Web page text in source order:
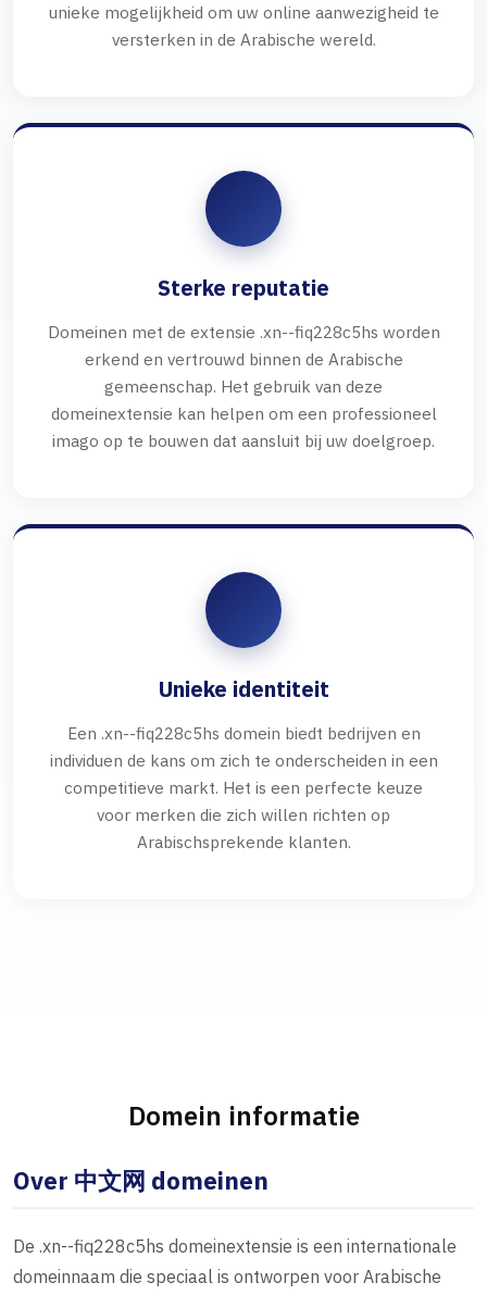
unieke mogelijkheid om uw online aanwezigheid te
versterken in de Arabische wereld.
Sterke reputatie
Domeinen met de extensie .xn--fiq228c5hs worden
erkend en vertrouwd binnen de Arabische
gemeenschap. Het gebruik van deze
domeinextensie kan helpen om een professioneel
imago op te bouwen dat aansluit bij uw doelgroep.
Unieke identiteit
Een .xn--fiq228c5hs domein biedt bedrijven en
individuen de kans om zich te onderscheiden in een
competitieve markt. Het is een perfecte keuze
voor merken die zich willen richten op
Arabischsprekende klanten.
Domein informatie
Over 中文网 domeinen
De .xn--fiq228c5hs domeinextensie is een internationale
domeinnaam die speciaal is ontworpen voor Arabische